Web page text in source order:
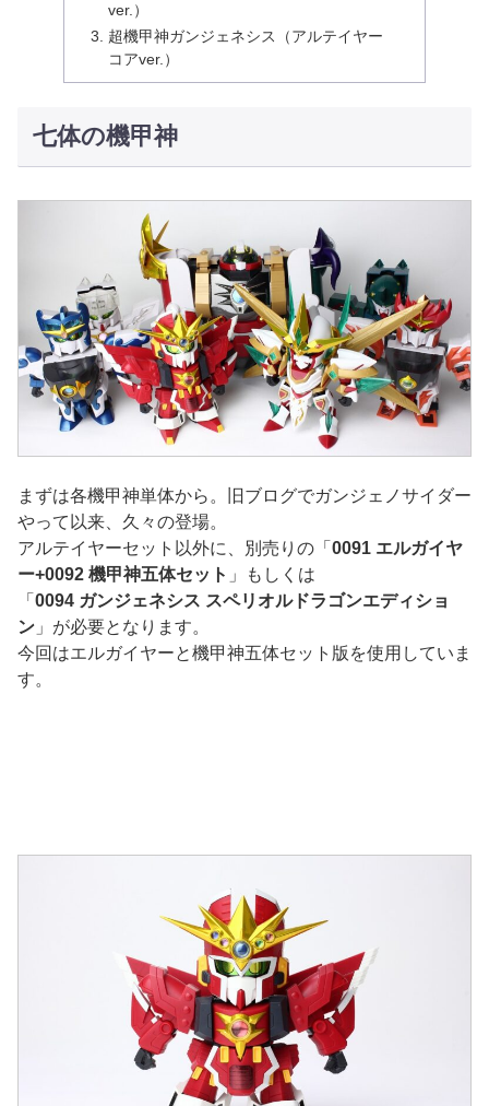
ver.）
超機甲神ガンジェネシス（アルテイヤー
コアver.）
七体の機甲神
まずは各機甲神単体から。旧ブログでガンジェノサイダー
やって以来、久々の登場。
アルテイヤーセット以外に、別売りの「 0091 エルガイヤ
ー+0092 機甲神五体セット 」もしくは
「 0094 ガンジェネシス スペリオルドラゴンエディショ
ン 」が必要となります。
今回はエルガイヤーと機甲神五体セット版を使用していま
す。